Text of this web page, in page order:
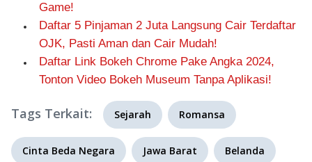
Game!
Daftar 5 Pinjaman 2 Juta Langsung Cair Terdaftar
OJK, Pasti Aman dan Cair Mudah!
Daftar Link Bokeh Chrome Pake Angka 2024,
Tonton Video Bokeh Museum Tanpa Aplikasi!
Tags Terkait: Sejarah Romansa
Cinta Beda Negara Jawa Barat Belanda